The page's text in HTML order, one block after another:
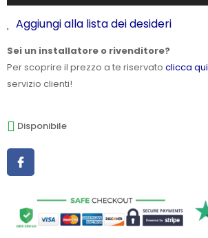
Aggiungi alla lista dei desideri
Sei un installatore o rivenditore?
Per scoprire il prezzo a te riservato clicca qui
servizio clienti!
Disponibile